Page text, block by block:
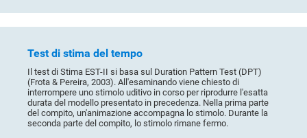
Test di stima del tempo
Il test di Stima EST-II si basa sul Duration Pattern Test (DPT)
(Frota & Pereira, 2003). All'esaminando viene chiesto di
interrompere uno stimolo uditivo in corso per riprodurre l'esatta
durata del modello presentato in precedenza. Nella prima parte
del compito, un'animazione accompagna lo stimolo. Durante la
seconda parte del compito, lo stimolo rimane fermo.